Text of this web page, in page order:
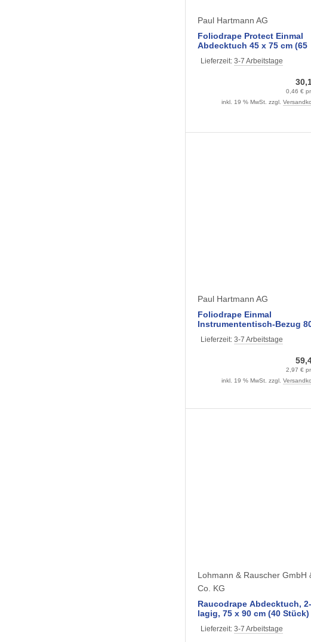
Paul Hartmann AG
Foliodrape Protect Einmal
Abdecktuch 45 x 75 cm (65
Lieferzeit: 3-7 Arbeitstage
0,46 €
inkl. 19 % MwSt. zzgl.
Paul Hartmann AG
Foliodrape Einmal
Instrumententisch-Bezug 80 x
Lieferzeit: 3-7 Arbeitstage
2,97 €
inkl. 19 % MwSt. zzgl.
Lohmann & Rauscher GmbH
Co. KG
Raucodrape Abdecktuch, 2-
lagig, 75 x 90 cm (40 Stück)
Lieferzeit: 3-7 Arbeitstage